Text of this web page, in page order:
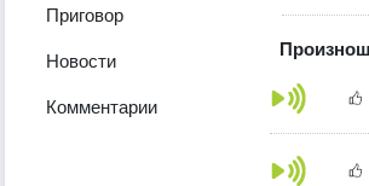
Приговор
Новости
Комментарии